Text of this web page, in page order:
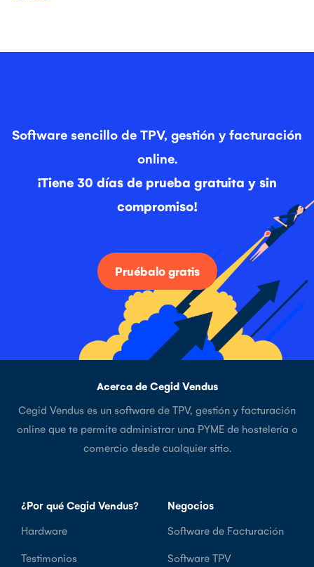
Software sencillo de TPV, gestión y facturación
online.
¡Tiene 30 días de prueba gratuita y sin
compromiso!
Pruébalo gratis
Acerca de Cegid Vendus
Cegid Vendus es un software de TPV, gestión y facturación
online que te permite administrar una PYME de hostelería o
comercio desde cualquier sitio.
¿Por qué Cegid Vendus?
Hardware
Testimonios
Negocios
Software de Facturación
Software TPV